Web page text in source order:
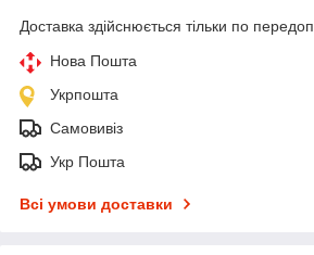
Доставка здійснюється тільки по
Нова Пошта
Укрпошта
Самовивіз
Укр Пошта
Всі умови доставки